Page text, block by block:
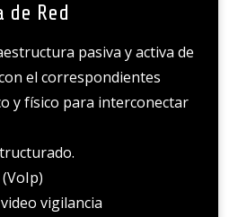
Red
pasiva y activa de
el correspondientes
y físico para interconectar
vigilancia